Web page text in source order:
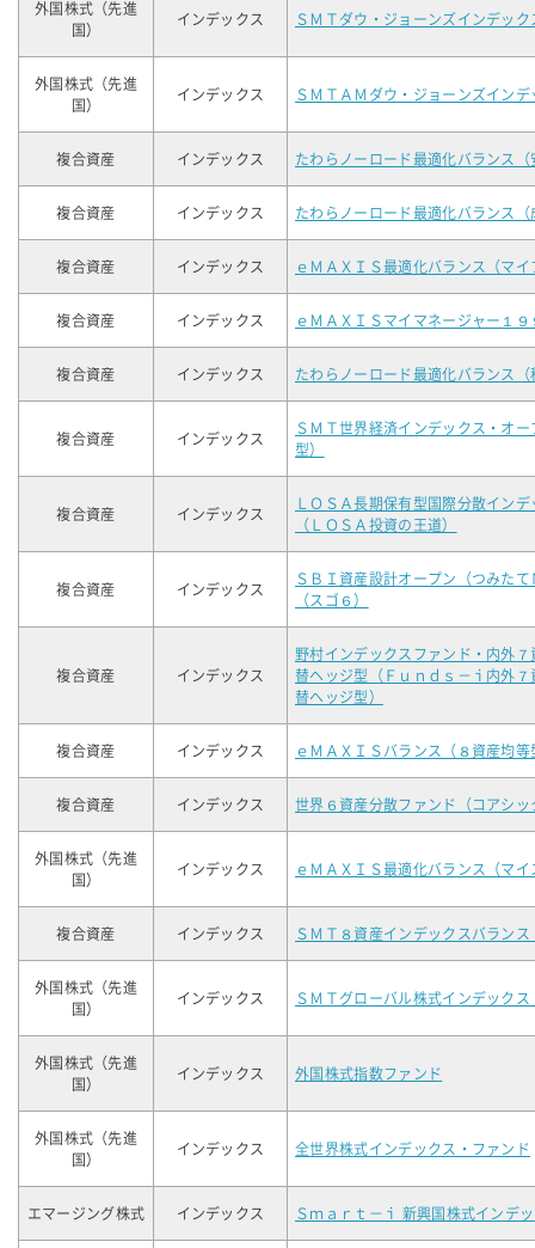
外国株式（先進
国）
インデックス ＳＭＴダウ・ジョーンズインデッ
外国株式（先進
国）
インデックス ＳＭＴＡＭダウ・ジョーンズイン
複合資産 インデックス たわらノーロード最適化バランス（
複合資産 インデックス たわらノーロード最適化バランス（
複合資産 インデックス ｅＭＡＸＩＳ最適化バランス（マイ
複合資産 インデックス ｅＭＡＸＩＳマイマネージャー１９
複合資産 インデックス たわらノーロード最適化バランス（
複合資産 インデックス
ＳＭＴ世界経済インデックス・オ
型）
複合資産 インデックス
ＬＯＳＡ長期保有型国際分散イン
（ＬＯＳＡ投資の王道）
複合資産 インデックス
ＳＢＩ資産設計オープン（つみた
（スゴ６）
複合資産 インデックス
野村インデックスファンド・内外
替ヘッジ型（Ｆｕｎｄｓ－ｉ内外７
替ヘッジ型）
複合資産 インデックス ｅＭＡＸＩＳバランス（８資産均等
複合資産 インデックス 世界６資産分散ファンド（コアシッ
外国株式（先進
国）
インデックス ｅＭＡＸＩＳ最適化バランス（マ
複合資産 インデックス ＳＭＴ８資産インデックスバランス
外国株式（先進
国）
インデックス ＳＭＴグローバル株式インデックス
外国株式（先進
国）
インデックス 外国株式指数ファンド
外国株式（先進
国）
インデックス 全世界株式インデックス・ファンド
エマージング株式 インデックス Ｓｍａｒｔ－ｉ 新興国株式インデ